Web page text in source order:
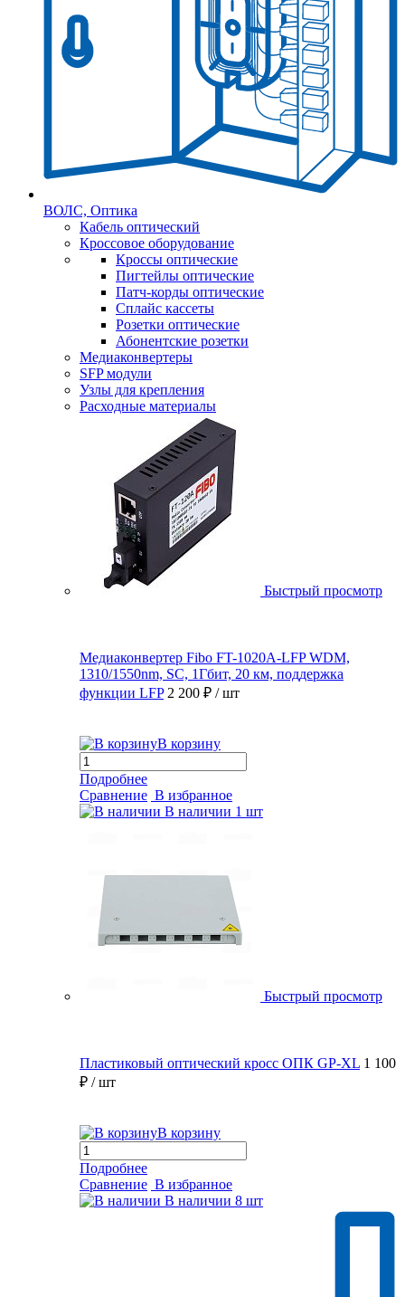
ВОЛС, Оптика
Кабель оптический
Кроссовое оборудование
Кроссы оптические
Пигтейлы оптические
Патч-корды оптические
Сплайс кассеты
Розетки оптические
Абонентские розетки
Медиаконвертеры
SFP модули
Узлы для крепления
Расходные материалы
Быстрый просмотр
Медиаконвертер Fibo FT-1020A-LFP WDM,
1310/1550nm, SC, 1Гбит, 20 км, поддержка
функции LFP 2 200 ₽ / шт
В корзину
Подробнее
Сравнение В избранное
В наличии 1 шт
Быстрый просмотр
Пластиковый оптический кросс ОПК GP-XL 1 100
₽ / шт
В корзину
Подробнее
Сравнение В избранное
В наличии 8 шт